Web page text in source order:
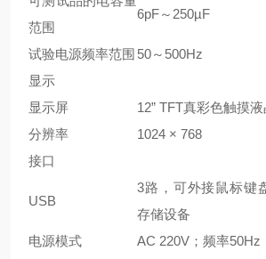
范围
6pF～250µF
试验电源频率范围 50～500Hz
显示
显示屏
12” TFT真彩色触摸
分辨率
1024 × 768
接口
USB
3路，可外接鼠标键
存储设备
电源模式
AC 220V；频率50Hz